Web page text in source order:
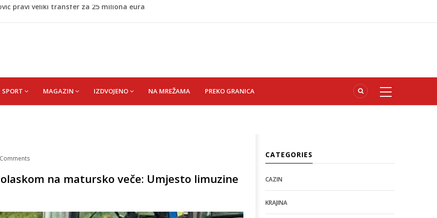
roditelja radi dok razgovara s tinejdžerima
kroz Crno more zbog sve većih sigurnosnih rizika
pravi veliki transfer za 25 miliona eura
SPORT MAGAZIN IZDVOJENO NA MREŽAMA PREKO GRANICA
Comments
na matursko veče: Umjesto limuzine
CATEGORIES
CAZIN
KRAJINA